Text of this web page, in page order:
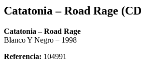
Catatonia – Road Rage
Catatonia – Road Rage
Blanco Y Negro – 1998
Referencia: 104991